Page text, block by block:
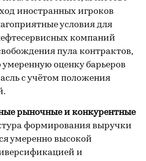
иностранных игроков
условия для
компаний
пула контрактов,
умеренную оценку барьеров
с учётом положения
рыночные и конкурентные
формирования выручки
умеренно высокой
и